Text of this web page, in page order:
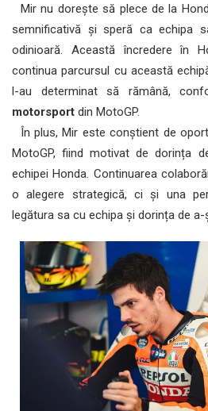
Mir nu dorește să plece de la
semnificativă și speră ca echipa
odinioară. Această încredere în
continua parcursul cu această
l-au determinat să rămână,
motorsport din MotoGP.
În plus, Mir este conștient de
MotoGP, fiind motivat de dorința
echipei Honda. Continuarea
o alegere strategică, ci și una
legătura sa cu echipa și dorința de a-